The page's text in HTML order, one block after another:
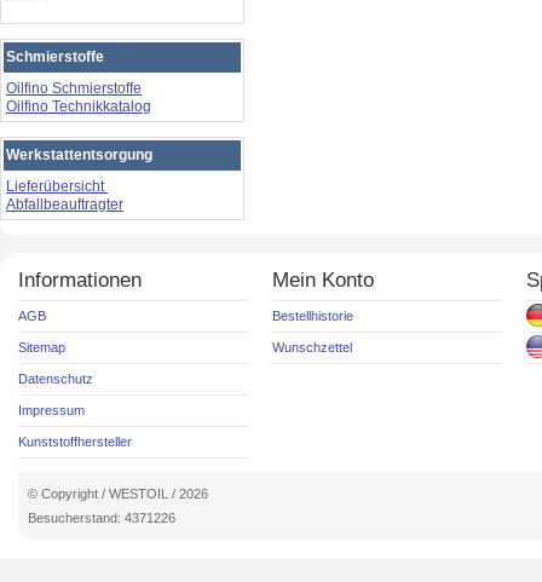
Schmierstoffe
Oilfino Schmierstoffe
Oilfino Technikkatalog
Werkstattentsorgung
Lieferübersicht
Abfallbeauftragter
Informationen
AGB
Sitemap
Datenschutz
Impressum
Kunststoffhersteller
Mein Konto
Bestellhistorie
Wunschzettel
© Copyright / WESTOIL / 2026
Besucherstand: 4371226